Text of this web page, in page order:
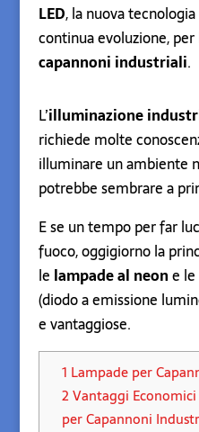
LED, la nuova
continua evoluzione, per
capannoni industriali.
L’illuminazione
richiede molte
illuminare un ambiente
potrebbe sembrare a
E se un tempo per far
fuoco, oggigiorno la
le lampade al neone le
(diodo a emissione
e vantaggiose.
1 Lampade per
2Vantaggi Economici
per Capannoni